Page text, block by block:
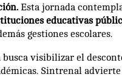
Esta jornada
educativas
gestiones escolares.
visibilizar el
Sintrenal